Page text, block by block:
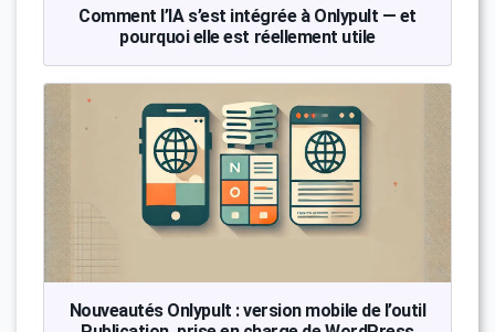
Comment l’IA s’est intégrée à Onlypult — et
pourquoi elle est réellement utile
Nouveautés Onlypult : version mobile de l’outil